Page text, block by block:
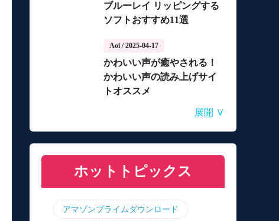
ブルーレイ リッピングする
ソフトおすすめ11選
Aoi / 2025-04-17
かわいい声が癒やされる！
かわいい声の読み上げサイ
トオススメ
自動音声読み上げ無料ツー
ルランキング！使いやすさ
【2026年最新】合成音声の
フリーソフト・サイト・ア
【2026年更新】AI音声読み
上げソフト・サイト・アプ
【2026最新】TuneFabの使
い方・評判・違法性をご紹
【2026最新】ひまわり動画
のダウンロード方法
展開 ∨
ホットトピックス
アマゾンプライムダウンロード